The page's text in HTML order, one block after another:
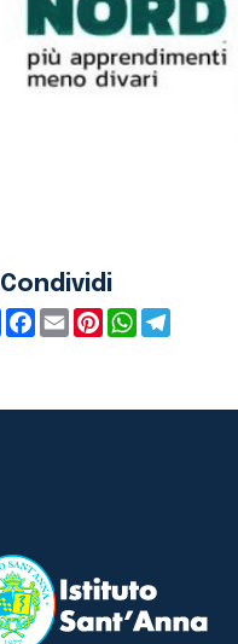
Condividi
Condividi
Facebook
EmailPinterest
WhatsApp